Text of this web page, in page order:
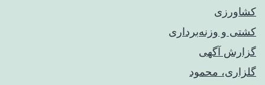
کشاورزی
کشتی و وزنه‌برداری
گزارش آگهی
گلزاری، محمود